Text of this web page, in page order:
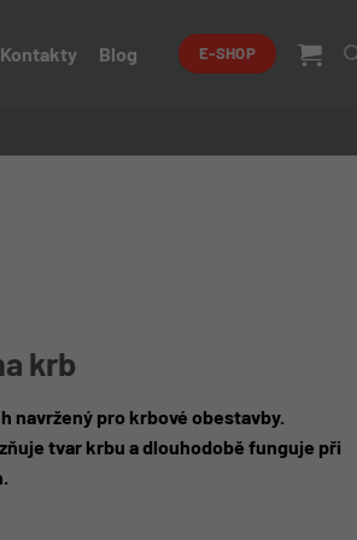
Kontakty Blog E-SHOP
krb
navržený pro krbové obestavby.
tvar krbu a dlouhodobě funguje při